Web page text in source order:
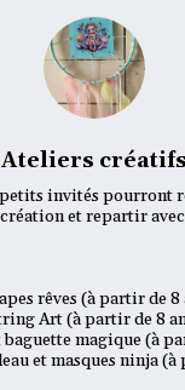
Ateliers créatifs
petits invités pourront
création et repartir
rêves (à partir de 8
Art (à partir de 8
baguette magique (à
et masques ninja